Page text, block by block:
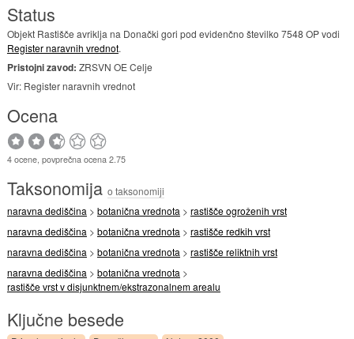
Status
Objekt Rastišče avriklja na Donački gori pod evidenčno številko 7548 OP vodi
Register naravnih vrednot.
Pristojni zavod: ZRSVN OE Celje
Vir: Register naravnih vrednot
Ocena
4 ocene, povprečna ocena 2.75
Taksonomija o taksonomiji
naravna dediščina > botanična vrednota > rastišče ogroženih vrst
naravna dediščina > botanična vrednota > rastišče redkih vrst
naravna dediščina > botanična vrednota > rastišče reliktnih vrst
naravna dediščina > botanična vrednota >
rastišče vrst v disjunktnem/ekstrazonalnem arealu
Ključne besede